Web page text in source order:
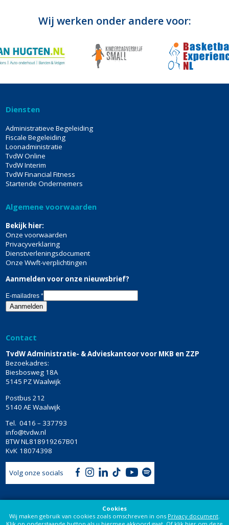
Wij werken onder andere voor:
Diensten
Administratieve Begeleiding
Fiscale Begeleiding
Loonadministratie
TvdW Online
TvdW Interim
TvdW Financial Fitness
Startende Ondernemers
Algemene voorwaarden
Bekijk hier:
Onze voorwaarden
Privacyverklaring
Dienstverleningsdocument
Onze Wwft-verplichtingen
Aanmelden voor onze nieuwsbrief?
E-mailadres*
Contact
TvdW Administratie- & Advieskantoor voor MKB en ZZP
Bezoekadres:
Biesbosweg 18A
5145 PZ Waalwijk
Postbus 212
5140 AE Waalwijk
Tel. 0416 – 337793
info@tvdw.nl
BTWNL818919267B01
KvK 18074398
Volg onze socials
Cookies
Wij maken gebruik van cookies zoals omschreven in ons Privacy document